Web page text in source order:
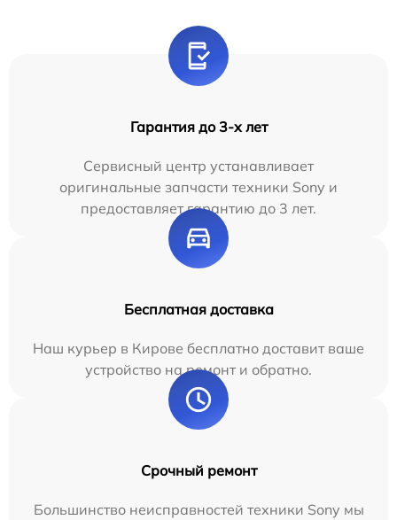
Гарантия до 3-х лет
Сервисный центр устанавливает
оригинальные запчасти техники Sony и
предоставляет гарантию до 3 лет.
Бесплатная доставка
Наш курьер в Кирове бесплатно доставит ваше
устройство на ремонт и обратно.
Срочный ремонт
Большинство неисправностей техники Sony мы